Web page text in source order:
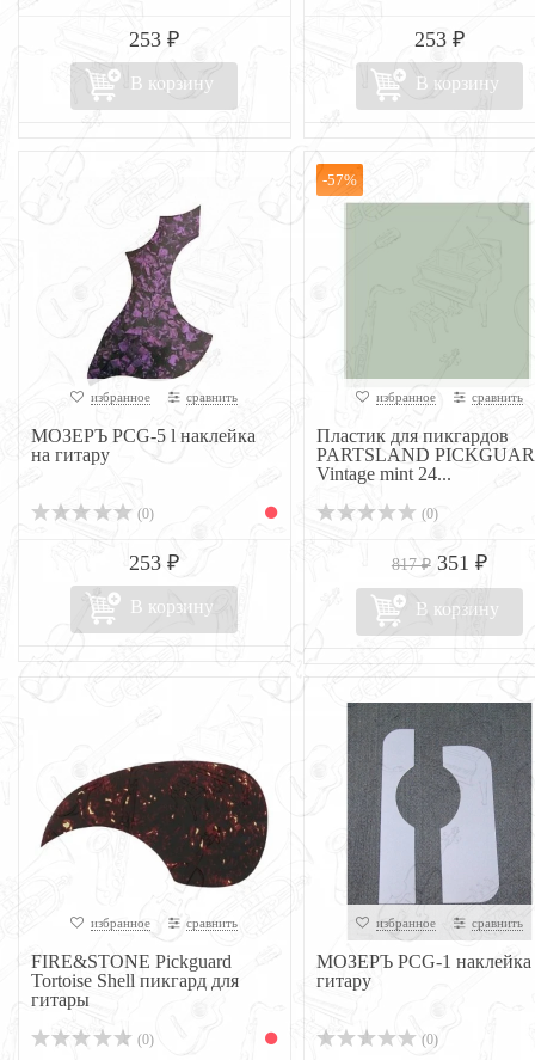
253 ₽
В корзину
253 ₽
В корзину
избранное сравнить
МОЗЕРЪ PCG-5 l наклейка
на гитару
(0)
253 ₽
В корзину
-57%
избранное сравнить
Пластик для пикгардов
PARTSLAND
Vintage mint 24...
(0)
817 ₽ 351 ₽
В корзину
избранное сравнить
FIRE&STONE Pickguard
Tortoise Shell пикгард для
гитары
(0)
избранное сравнить
МОЗЕРЪ PCG-1 наклейка
гитару
(0)